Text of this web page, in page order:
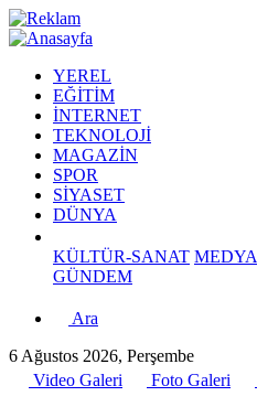
YEREL
EĞİTİM
İNTERNET
TEKNOLOJİ
MAGAZİN
SPOR
SİYASET
DÜNYA
KÜLTÜR-SANAT MEDYA
GÜNDEM
Ara
6 Ağustos 2026, Perşembe
Video Galeri
Foto Galeri